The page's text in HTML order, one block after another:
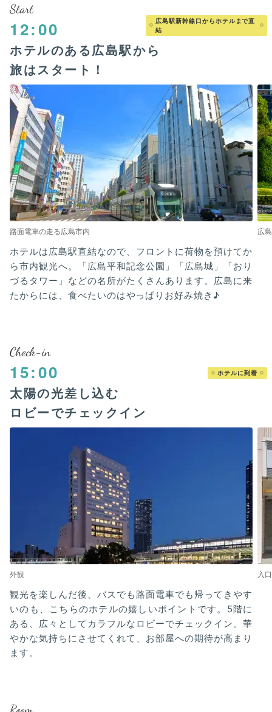
Start
12:00
広島駅新幹線口からホテルまで直
結
ホテルのある広島駅から
旅はスタート！
路面電車の走る広島市内 広
ホテルは広島駅直結なので、フロントに荷物を預けてか
ら市内観光へ。「広島平和記念公園」「広島城」「おり
づるタワー」などの名所がたくさんあります。広島に来
たからには、食べたいのはやっぱりお好み焼き♪
Check-in
15:00 ホテルに到着
太陽の光差し込む
ロビーでチェックイン
外観 入口
観光を楽しんだ後、バスでも路面電車でも帰ってきやす
いのも、こちらのホテルの嬉しいポイントです。5階に
ある、広々としてカラフルなロビーでチェックイン。華
やかな気持ちにさせてくれて、お部屋への期待が高まり
ます。